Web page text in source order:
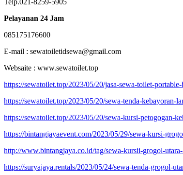
Telp.021-8259-5905
Pelayanan 24 Jam
085175176600
E-mail : sewatoiletidsewa@gmail.com
Websaite : www.sewatoilet.top
https://sewatoilet.top/2023/05/20/jasa-sewa-toilet-
https://sewatoilet.top/2023/05/20/sewa-tenda-kebayoran-
https://sewatoilet.top/2023/05/20/sewa-kursi-petogogan-
https://bintangjayaevent.com/2023/05/29/sewa-kursi-
http://www.bintangjaya.co.id/tag/sewa-kursii-grogol-
https://suryajaya.rentals/2023/05/24/sewa-tenda-grogol-